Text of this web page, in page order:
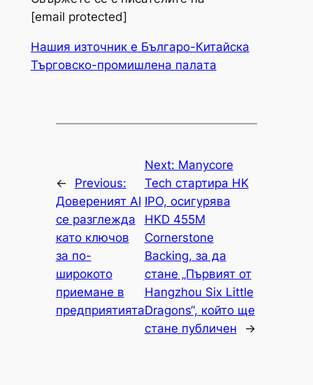
[email protected]
Нашия източник е Българо-Китайска
Търговско-промишлена палaта
←
Previous:
Довереният AI
се разглежда
като ключов
за по-
широкото
приемане в
предприятията
Next: Manycore
Tech стартира HK
IPO, осигурява
HKD 455M
Cornerstone
Backing, за да
стане „Първият от
Hangzhou Six Little
Dragons“, който ще
стане публичен
→